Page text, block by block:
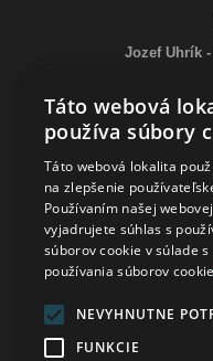
Jozef
0948 005 546
- PO-
ak sa aj hneď
Kontaktovať nás môžete aj
prítomný,
Táto webová
používa súbory
Táto webová lokalita
na zlepšenie
Používaním našej
vyjadrujete súhlas s
súborov cookie v súlade
používania súborov
NEVYHNUTNE
FUNKCIE